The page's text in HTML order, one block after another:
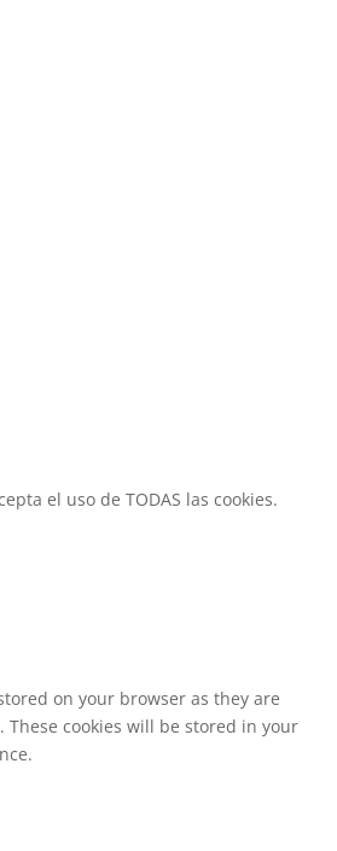
el uso de TODAS las cookies.
on your browser as they are
cookies will be stored in your